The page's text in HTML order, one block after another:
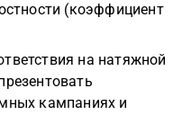
(коэффициент
на натяжной
кампаниях и